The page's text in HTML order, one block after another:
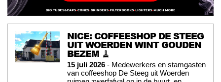
NICE: COFFEESHOP DE STEEG
UIT WOERDEN WINT GOUDEN
BEZEM 🧹
15 juli 2026 - Medewerkers en stamgasten
van coffeeshop De Steeg uit Woerden